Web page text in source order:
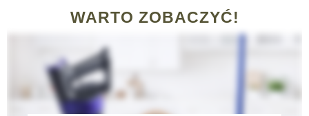
WARTO ZOBACZYĆ!